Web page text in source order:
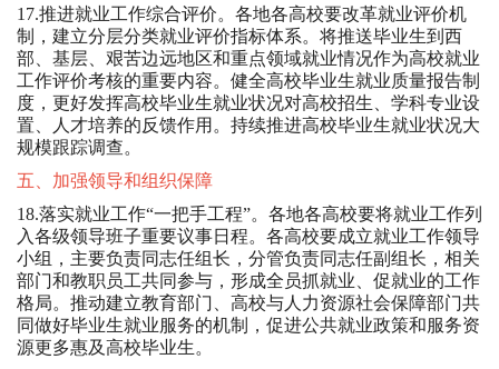
17.推进就业工作综合评价。各地各高校要改革就业评价机
制，建立分层分类就业评价指标体系。将推送毕业生到西
部、基层、艰苦边远地区和重点领域就业情况作为高校就业
工作评价考核的重要内容。健全高校毕业生就业质量报告制
度，更好发挥高校毕业生就业状况对高校招生、学科专业设
置、人才培养的反馈作用。持续推进高校毕业生就业状况大
规模跟踪调查。
五、加强领导和组织保障
18.落实就业工作“一把手工程”。各地各高校要将就业工作列
入各级领导班子重要议事日程。各高校要成立就业工作领导
小组，主要负责同志任组长，分管负责同志任副组长，相关
部门和教职员工共同参与，形成全员抓就业、促就业的工作
格局。推动建立教育部门、高校与人力资源社会保障部门共
同做好毕业生就业服务的机制，促进公共就业政策和服务资
源更多惠及高校毕业生。